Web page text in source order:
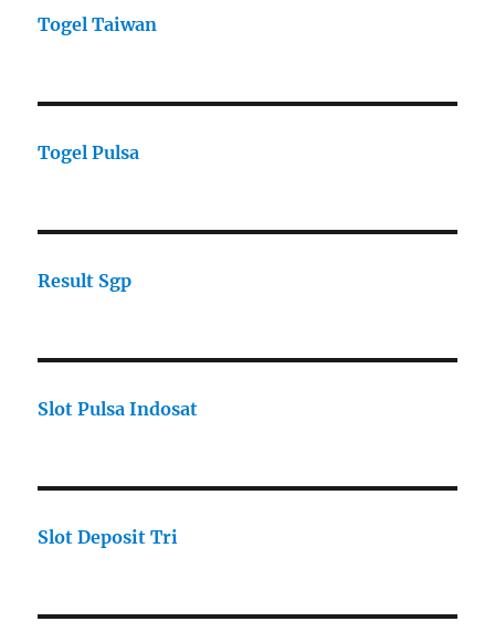
Togel Taiwan
Togel Pulsa
Result Sgp
Slot Pulsa Indosat
Slot Deposit Tri